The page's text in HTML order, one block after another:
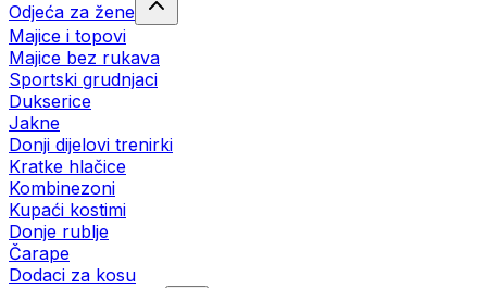
Odjeća za žene
Majice i topovi
Majice bez rukava
Sportski grudnjaci
Dukserice
Jakne
Donji dijelovi trenirki
Kratke hlačice
Kombinezoni
Kupaći kostimi
Donje rublje
Čarape
Dodaci za kosu